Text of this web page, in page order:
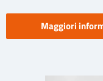
Maggiori